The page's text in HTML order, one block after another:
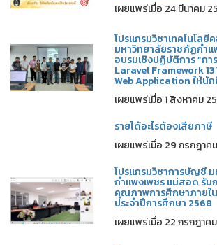
เผยแพร่เมื่อ 24 มีนาคม
โปรแกรมวิชาเทคโนโลยี
มหาวิทยาลัยราชภัฏกำ
อบรมเชิงปฏิบัติการ “ก
Laravel Framework
Web Application ให้นั
เผยแพร่เมื่อ 1 สิงหาคม
รายได้อะไรต้องเสียภาษี
เผยแพร่เมื่อ 29 กรกฎาค
โปรแกรมวิชาการบัญชี
กำแพงเพชร แม่สอด รับ
คุณภาพการศึกษาภายใ
ประจำปีการศึกษา 2568
เผยแพร่เมื่อ 22 กรกฎาค